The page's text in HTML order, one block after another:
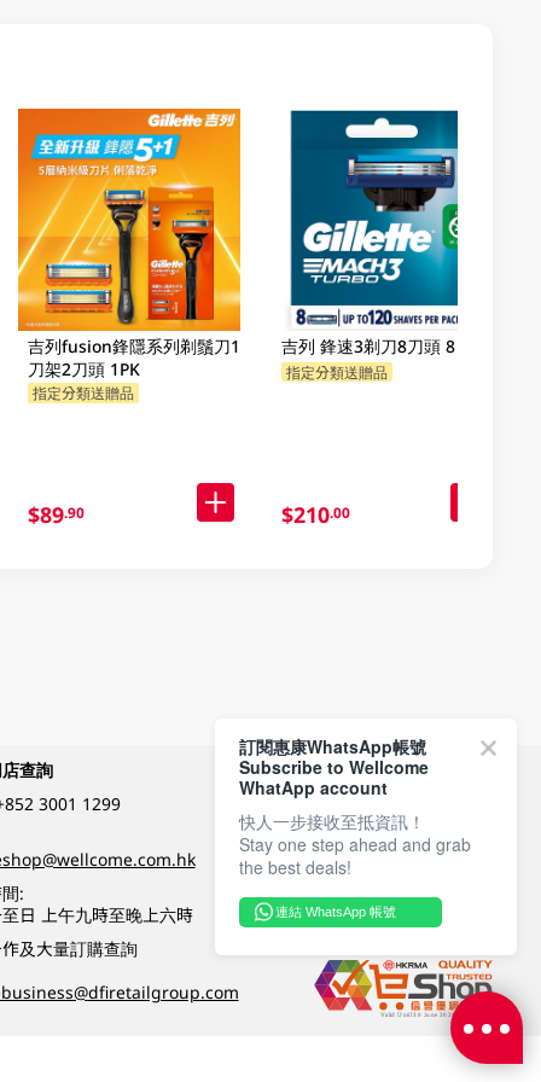
吉列fusion鋒隱系列剃鬚刀1
刀架2刀頭 1PK
指定分類送贈品
$89.90
吉列 鋒速3剃刀8刀頭 8 PC
指定分類送贈品
$210.00
查詢
3001 1299
:
日 上午九時至晚上六時
及大量訂購查詢
付款方式
關注我們
訂閱惠康WhatsApp帳號
Subscribe to Wellcome
WhatApp account
快人一步接收至抵資訊！
Stay one step ahead and grab
the best deals!
連結 WhatsApp 帳號